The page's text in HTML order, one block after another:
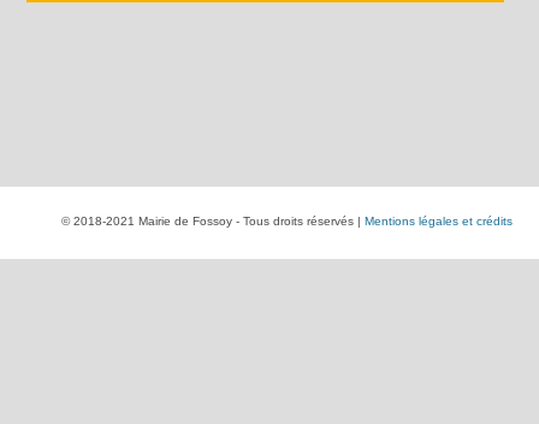
© 2018-2021 Mairie de Fossoy - Tous droits réservés | Mentions légales et crédits